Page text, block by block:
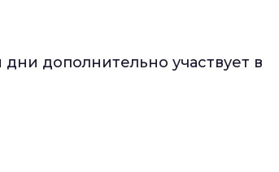
дополнительно участвует в